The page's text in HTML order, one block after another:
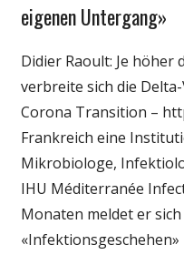
Wissenschaft
eigenen Untergang»
Didier Raoult: Je höher
verbreite sich die
Corona Transition –
Frankreich eine
Mikrobiologe,
IHU Méditerranée
Monaten meldet er
«Infektionsgeschehen»